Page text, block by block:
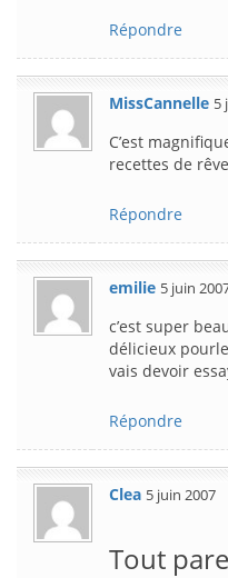
Répondre
MissCannelle 5
C’est
recettes de
Répondre
emilie 5 juin
c’est super
délicieux
vais devoir
Répondre
Clea 5 juin 2007
Tout